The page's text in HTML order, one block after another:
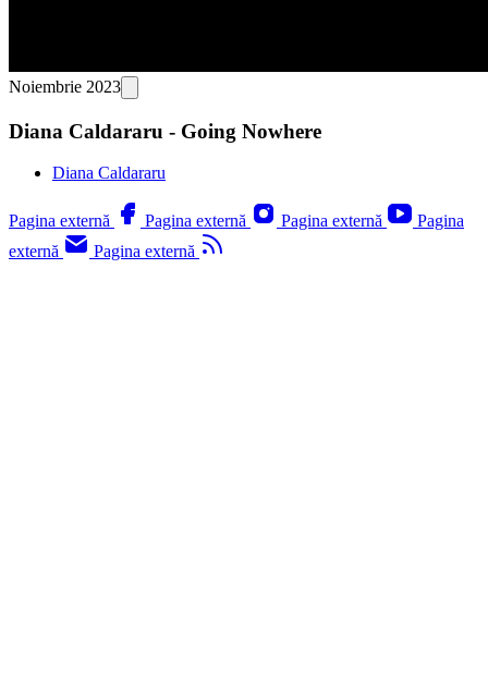
Noiembrie 2023
Diana Caldararu - Going Nowhere
Diana Caldararu
Pagina externă Pagina externă Pagina externă
Pagina
externă
Pagina externă